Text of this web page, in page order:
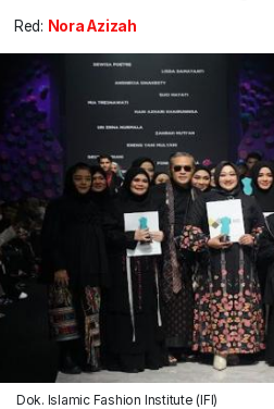
Red: Nora Azizah
Dok. Islamic Fashion Institute (IFI)